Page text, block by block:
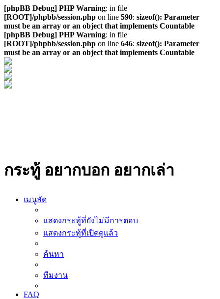
[phpBB Debug] PHP Warning: in file
[ROOT]/phpbb/session.php on line 590: sizeof(): Parameter
must be an array or an object that implements Countable
[phpBB Debug] PHP Warning: in file
[ROOT]/phpbb/session.php on line 646: sizeof(): Parameter
must be an array or an object that implements Countable
กระทู้ อยากบอก อยากเล่า
เมนูลัด
แสดงกระทู้ที่ยังไม่มีการตอบ
แสดงกระทู้ที่เปิดดูแล้ว
ค้นหา
ทีมงาน
FAQ